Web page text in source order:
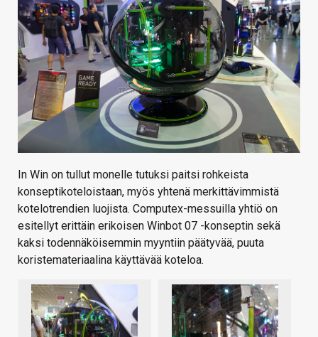
HAKU
In Win on tullut monelle tutuksi paitsi rohkeista
konseptikoteloistaan, myös yhtenä merkittävimmistä
kotelotrendien luojista. Computex-messuilla yhtiö on
esitellyt erittäin erikoisen Winbot 07 -konseptin sekä
kaksi todennäköisemmin myyntiin päätyvää, puuta
koristemateriaalina käyttävää koteloa.